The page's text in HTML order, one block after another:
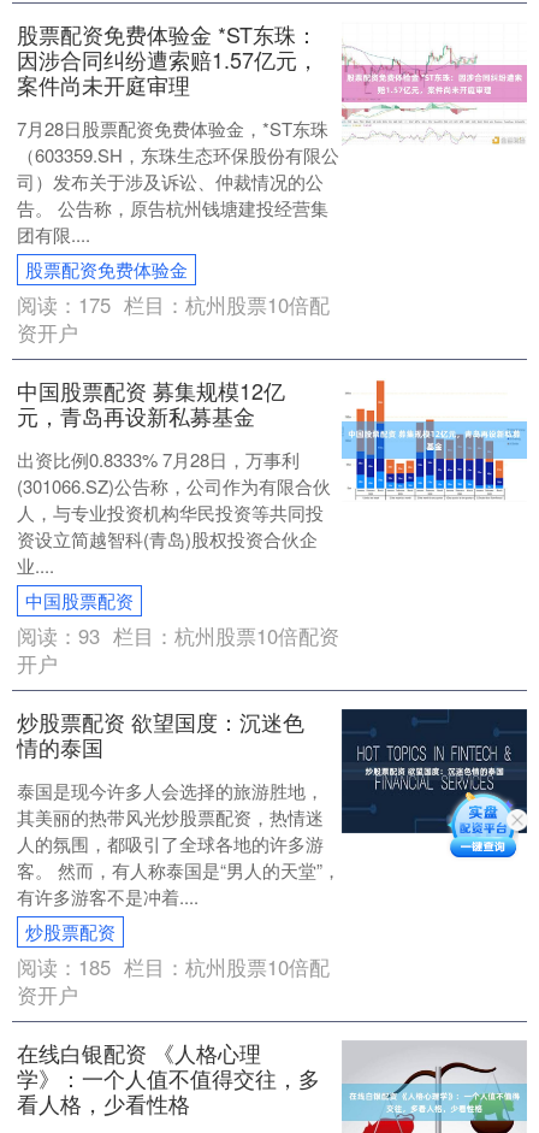
股票配资免费体验金 *ST东珠：
因涉合同纠纷遭索赔1.57亿元，
案件尚未开庭审理
7月28日股票配资免费体验金，*ST东珠
（603359.SH，东珠生态环保股份有限公
司）发布关于涉及诉讼、仲裁情况的公
告。 公告称，原告杭州钱塘建投经营集
团有限....
股票配资免费体验金
阅读： 175 栏目：杭州股票10倍配
资开户
中国股票配资 募集规模12亿
元，青岛再设新私募基金
出资比例0.8333% 7月28日，万事利
(301066.SZ)公告称，公司作为有限合伙
人，与专业投资机构华民投资等共同投
资设立简越智科(青岛)股权投资合伙企
业....
中国股票配资
阅读：93 栏目：杭州股票10倍配资
开户
炒股票配资 欲望国度：沉迷色
情的泰国
泰国是现今许多人会选择的旅游胜地，
其美丽的热带风光炒股票配资，热情迷
人的氛围，都吸引了全球各地的许多游
客。 然而，有人称泰国是“男人的天堂”，
有许多游客不是冲着....
炒股票配资
阅读： 185 栏目：杭州股票10倍配
资开户
在线白银配资 《人格心理
学》：一个人值不值得交往，多
看人格，少看性格